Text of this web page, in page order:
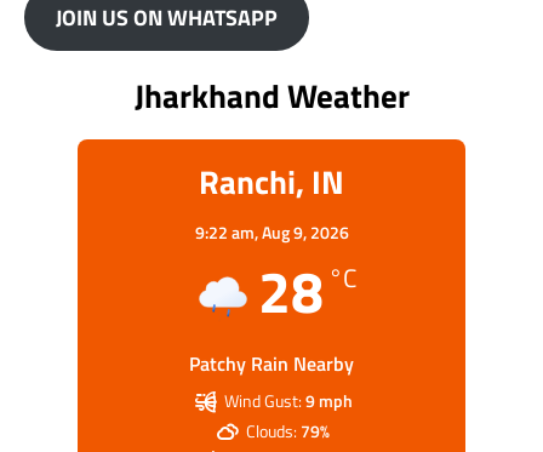
JOIN US ON WHATSAPP
Jharkhand Weather
Ranchi, IN
9:22 am,Aug 9, 2026
28 °C
Patchy Rain Nearby
Wind Gust:9 mph
Clouds:79%